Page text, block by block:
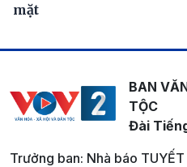
mặt
BAN
TỘC
Đài
Trưởng ban: Nhà báo TUYẾT